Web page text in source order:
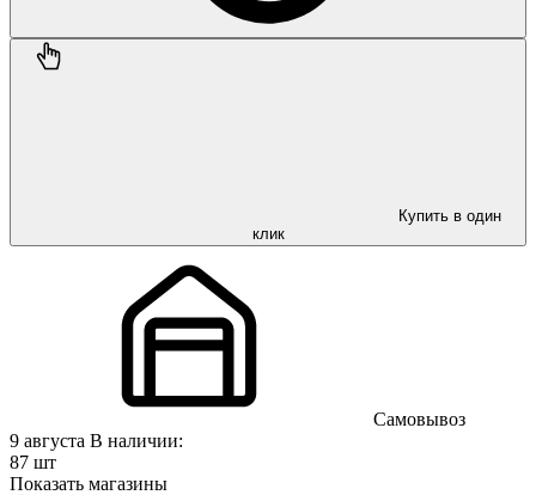
Купить в один
клик
Самовывоз
9 августа В наличии:
87 шт
Показать магазины